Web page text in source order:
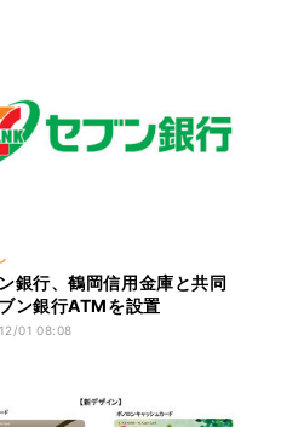
銀行、鶴岡信用金庫と共同
ン銀行ATMを設置
01 08:08